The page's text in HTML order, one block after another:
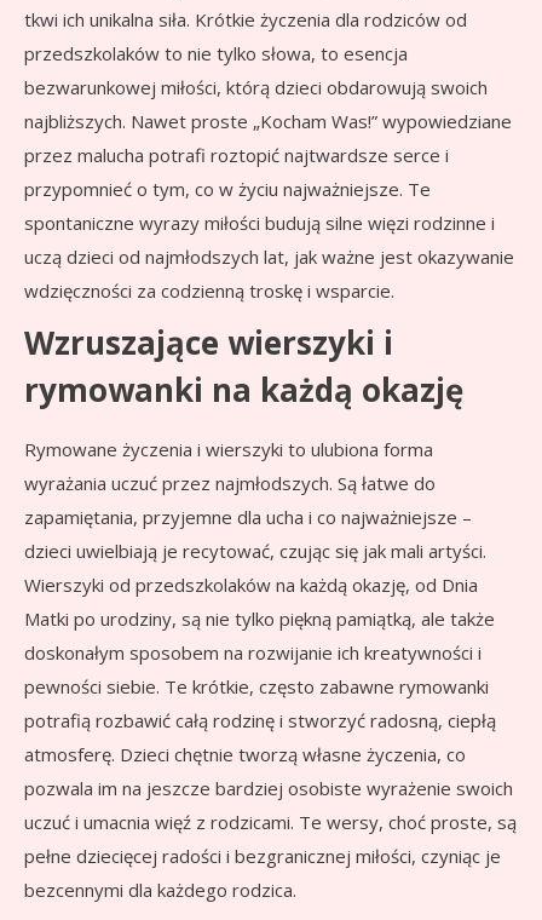
tkwi ich unikalna siła. Krótkie życzenia dla rodziców od
przedszkolaków to nie tylko słowa, to esencja
bezwarunkowej miłości, którą dzieci obdarowują swoich
najbliższych. Nawet proste „Kocham Was!” wypowiedziane
przez malucha potrafi roztopić najtwardsze serce i
przypomnieć o tym, co w życiu najważniejsze. Te
spontaniczne wyrazy miłości budują silne więzi rodzinne i
uczą dzieci od najmłodszych lat, jak ważne jest okazywanie
wdzięczności za codzienną troskę i wsparcie.
Wzruszające wierszyki i
rymowanki na każdą okazję
Rymowane życzenia i wierszyki to ulubiona forma
wyrażania uczuć przez najmłodszych. Są łatwe do
zapamiętania, przyjemne dla ucha i co najważniejsze –
dzieci uwielbiają je recytować, czując się jak mali artyści.
Wierszyki od przedszkolaków na każdą okazję, od Dnia
Matki po urodziny, są nie tylko piękną pamiątką, ale także
doskonałym sposobem na rozwijanie ich kreatywności i
pewności siebie. Te krótkie, często zabawne rymowanki
potrafią rozbawić całą rodzinę i stworzyć radosną, ciepłą
atmosferę. Dzieci chętnie tworzą własne życzenia, co
pozwala im na jeszcze bardziej osobiste wyrażenie swoich
uczuć i umacnia więź z rodzicami. Te wersy, choć proste, są
pełne dziecięcej radości i bezgranicznej miłości, czyniąc je
bezcennymi dla każdego rodzica.